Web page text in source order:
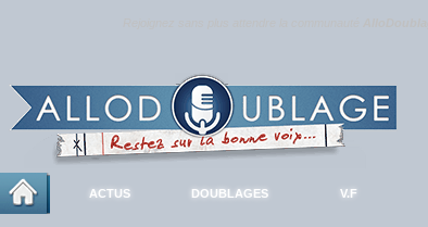
ACTUS DOUBLAGES V.F